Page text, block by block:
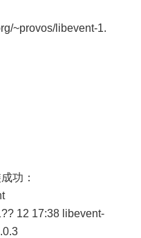
~provos/libevent-1.
功：
12 17:38 libevent-